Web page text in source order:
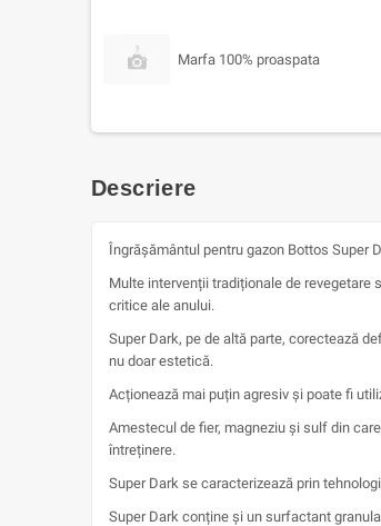
Marfa 100% proaspata
Descriere
Îngrășământul pentru gazon Bottos Super
Multe intervenții tradiționale de revegetare
critice ale anului.
Super Dark, pe de altă parte, corectează
nu doar estetică.
Acționează mai puțin agresiv și poate fi
Amestecul de fier, magneziu și sulf din
întreținere.
Super Dark se caracterizează prin
Super Dark conține și un surfactant